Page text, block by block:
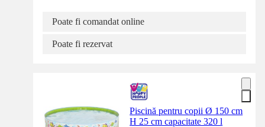
Poate fi comandat online
Poate fi rezervat
Piscină pentru copii Ø 150 cm
H 25 cm capacitate 320 l